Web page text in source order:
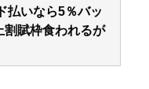
払いなら5％バッ
割賦枠食われるが